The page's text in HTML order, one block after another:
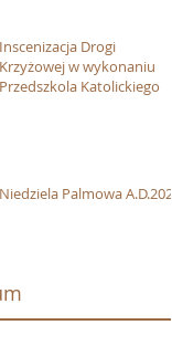
Inscenizacja Drogi
Krzyżowej w wykonaniu
Przedszkola Katolickiego
Niedziela Palmowa A.D.2025